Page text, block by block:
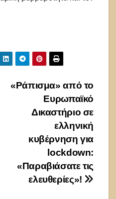
«Ράπισμα» από τo
Ευρωπαϊκό
Δικαστήριο σε
ελληνική
κυβέρνηση για
lockdown:
«Παραβιάσατε τις
ελευθερίες»!